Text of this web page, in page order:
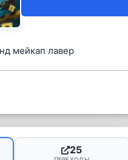
мейкап лавер
25